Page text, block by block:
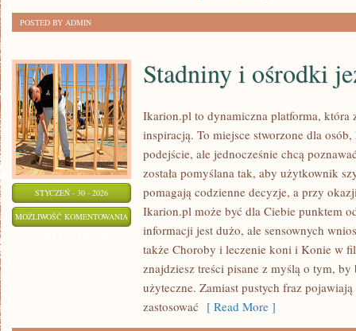
POSTED BY ADMIN
STYCZEŃ - 30 - 2026
MOŻLIWOŚĆ KOMENTOWANIA STADNINY
OŚRODKI
JEŹDZIECKIE
Stadniny i ośrodki
Ikarion.pl to dynamiczna platforma, która
inspiracją. To miejsce stworzone dla
podejście, ale jednocześnie chcą
została pomyślana tak, aby użytkownik
pomagają codzienne decyzje, a przy
Ikarion.pl może być dla Ciebie punktem
informacji jest dużo, ale sensownych
także Choroby i leczenie koni i Konie w
znajdziesz treści pisane z myślą o tym, by
użyteczne. Zamiast pustych fraz
zastosować [ Read More ]